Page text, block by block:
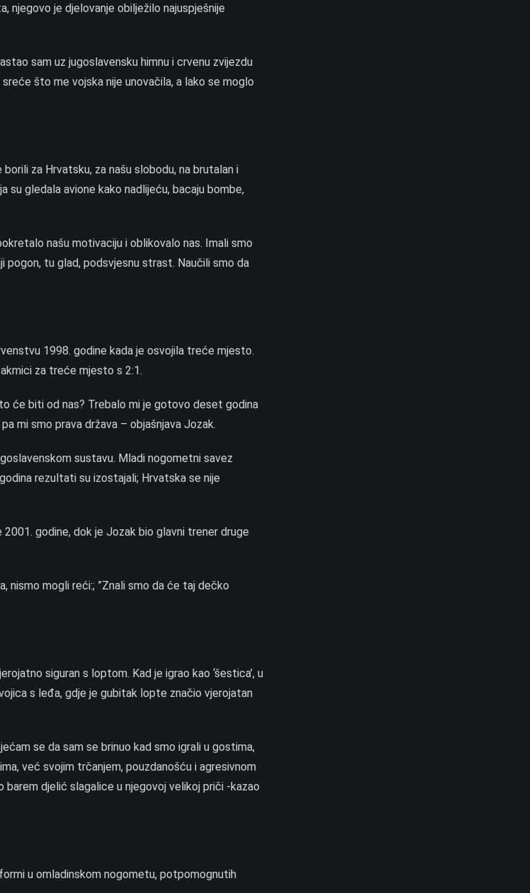
njegovo je djelovanje obilježilo najuspješnije
sam uz jugoslavensku himnu i crvenu zvijezdu
što me vojska nije unovačila, a lako se moglo
za Hrvatsku, za našu slobodu, na brutalan i
su gledala avione kako nadlijeću, bacaju bombe,
našu motivaciju i oblikovalo nas. Imali smo
tu glad, podsvjesnu strast. Naučili smo da
1998. godine kada je osvojila treće mjesto.
za treće mjesto s 2:1.
će biti od nas? Trebalo mi je gotovo deset godina
mi smo prava država – objašnjava Jozak.
sustavu. Mladi nogometni savez
rezultati su izostajali; Hrvatska se nije
godine, dok je Jozak bio glavni trener druge
nismo mogli reći:; ”Znali smo da će taj dečko
siguran s loptom. Kad je igrao kao ‘šestica’, u
s leđa, gdje je gubitak lopte značio vjerojatan
se da sam se brinuo kad smo igrali u gostima,
već svojim trčanjem, pouzdanošću i agresivnom
barem djelić slagalice u njegovoj velikoj priči -kazao
u omladinskom nogometu, potpomognutih